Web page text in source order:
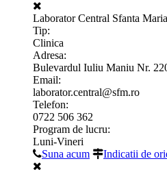
Laborator Central Sfanta Maria
Tip:
Clinica
Adresa:
Bulevardul Iuliu Maniu Nr.
Email:
laborator.central@sfm.ro
Telefon:
0722 506 362
Program de lucru:
Luni-Vineri
Suna acum
Indicatii de